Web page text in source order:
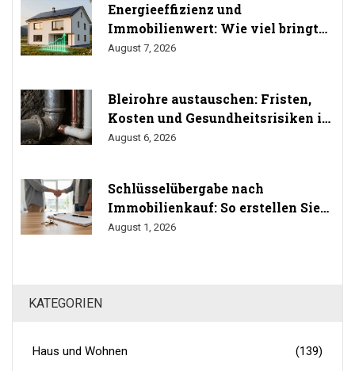
Energieeffizienz und
Immobilienwert: Wie viel bringt
Sanierung wirklich? (Studien
August 7, 2026
Bleirohre austauschen: Fristen,
Kosten und Gesundheitsrisiken im
Trinkwasser
August 6, 2026
Schlüsselübergabe nach
Immobilienkauf: So erstellen Sie
das Übergabeprotokoll richtig
August 1, 2026
KATEGORIEN
Haus und Wohnen
(139)